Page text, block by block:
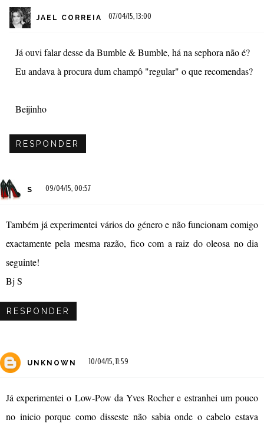
JAEL CORREIA 07/04/15, 13:00
Já ouvi falar desse da Bumble & Bumble, há na sephora não é?
Eu andava à procura dum champô "regular" o que recomendas?
Beijinho
RESPONDER
S 09/04/15, 00:57
Também já experimentei vários do género e não funcionam comigo
exactamente pela mesma razão, fico com a raiz do oleosa no dia
seguinte!
Bj S
RESPONDER
UNKNOWN 10/04/15, 11:59
Já experimentei o Low-Pow da Yves Rocher e estranhei um pouco
no inicio porque como disseste não sabia onde o cabelo estava